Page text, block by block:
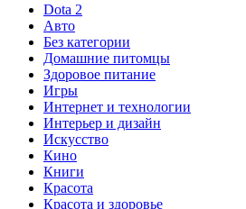
Dota 2
Авто
Без категории
Домашние питомцы
Здоровое питание
Игры
Интернет и технологии
Интерьер и дизайн
Искусство
Кино
Книги
Красота
Красота и здоровье